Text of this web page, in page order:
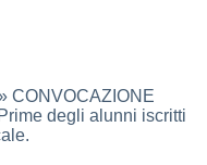
CONVOCAZIONE
degli alunni iscritti